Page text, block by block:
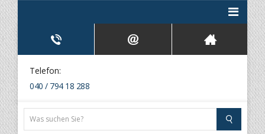
Telefon:
040 / 794 18 288